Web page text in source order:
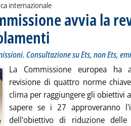
internazionale
avvia la
Consultazione su Ets, non Ets,
La Commissione europea
revisione di quattro norme
clima per raggiungere gli obiettivi
sapere se i 27 approveranno
dell'obiettivo di riduzione